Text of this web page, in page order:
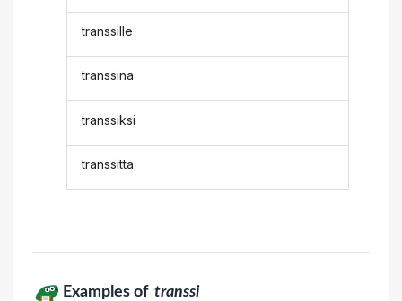
transsille
transsina
transsiksi
transsitta
Examples of transsi